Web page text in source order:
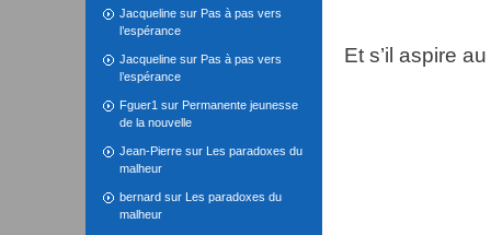
Jacqueline sur Pas à pas vers
l’espérance
Jacqueline sur Pas à pas vers
l’espérance
Fguer1 sur Permanente jeunesse
de la nouvelle
Jean-Pierre sur Les paradoxes du
malheur
bernard sur Les paradoxes du
malheur
Et s’il aspire